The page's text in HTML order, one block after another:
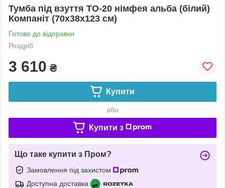
Тумба під взуття ТО-20 німфея альба (білий)
Компаніт (70х38х123 см)
Готово до відправки
Роздріб
3 610 ₴
Купити
або
Купити з
Що таке купити з Пром?
Замовлення під захистом
Доступна доставка